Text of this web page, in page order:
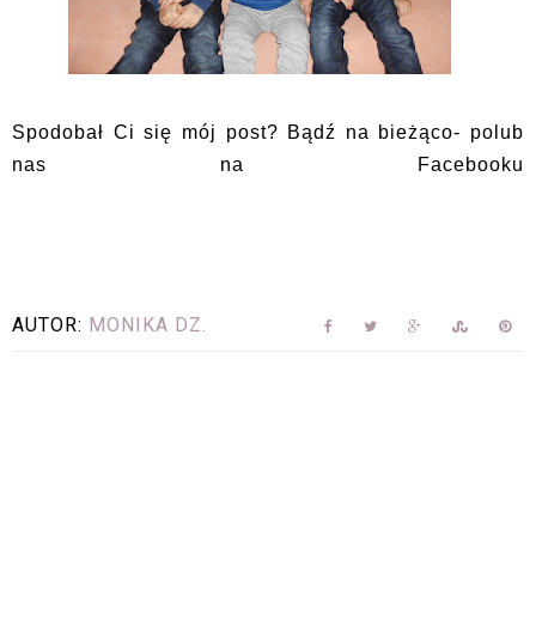
Spodobał Ci się mój post? Bądź na bieżąco- polub
nas na Facebooku
AUTOR: MONIKA DZ.